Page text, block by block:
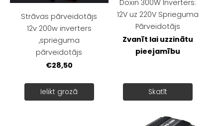
Strāvas pārveidotājs
12v 200w inverters
,sprieguma
pārveidotājs
€28,50
Ielikt grozā
Doxin 300W Inverters:
12V uz 220V Sprieguma
Pārveidotājs
Zvanīt lai uzzinātu
pieejamību
Skatīt